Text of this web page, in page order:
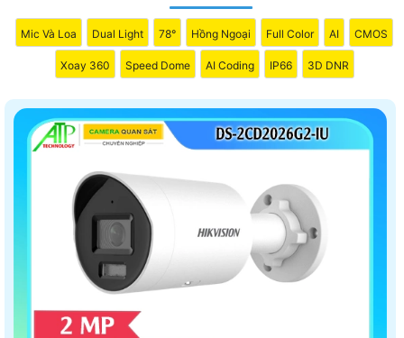
Mic Và Loa Dual Light 78° Hồng Ngoại Full Color AI CMOS
Xoay 360 Speed Dome AI Coding IP66 3D DNR